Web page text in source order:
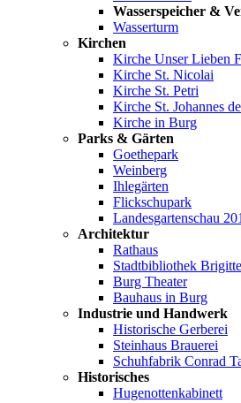
Wasserspeicher &
Wasserturm
Kirchen
Kirche Unser Lieben
Kirche St. Nicolai
Kirche St. Petri
Kirche St. Johannes
Kirche in Burg
Parks & Gärten
Goethepark
Weinberg
Ihlegärten
Flickschupark
Landesgartenschau
Architektur
Rathaus
Stadtbibliothek
Burg Theater
Bauhaus in Burg
Industrie und Handwerk
Historische Gerberei
Steinhaus Brauerei
Schuhfabrik Conrad
Historisches
Hugenottenkabinett